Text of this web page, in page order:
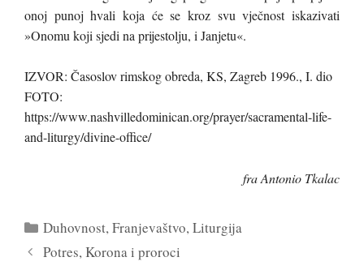
onoj punoj hvali koja će se kroz svu vječnost iskazivati
»Onomu koji sjedi na prijestolju, i Janjetu«.
IZVOR: Časoslov rimskog obreda, KS, Zagreb 1996., I. dio
FOTO:
https://www.nashvilledominican.org/prayer/sacramental-life-
and-liturgy/divine-office/
fra Antonio Tkalac
Kategorije
Duhovnost,Franjevaštvo,Liturgija
Potres, Korona i proroci